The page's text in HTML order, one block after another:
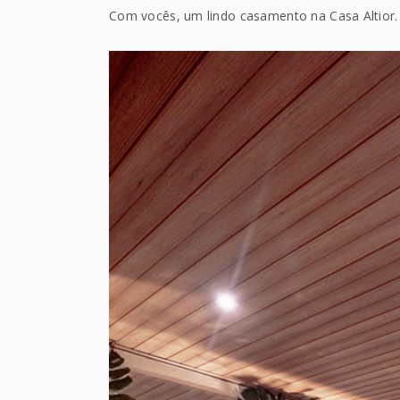
Com vocês, um lindo casamento na Casa